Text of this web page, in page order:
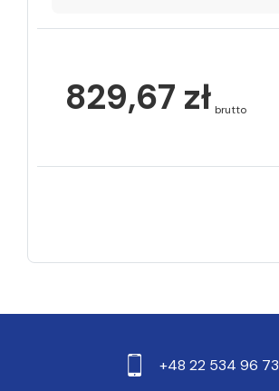
829,67 zł brutto
+48 22 534 96 73